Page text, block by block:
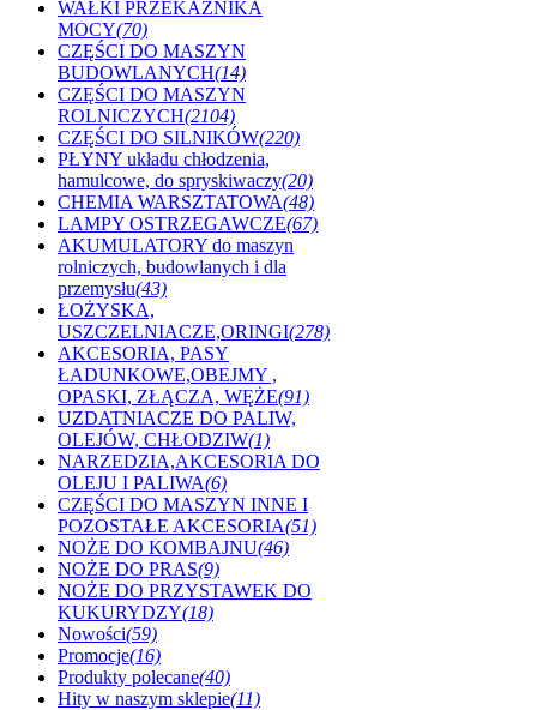
WAŁKI PRZEKAŹNIKA
MOCY(70)
CZĘŚCI DO MASZYN
BUDOWLANYCH(14)
CZĘŚCI DO MASZYN
ROLNICZYCH(2104)
CZĘŚCI DO SILNIKÓW(220)
PŁYNY układu chłodzenia,
hamulcowe, do spryskiwaczy(20)
CHEMIA WARSZTATOWA(48)
LAMPY OSTRZEGAWCZE(67)
AKUMULATORY do maszyn
rolniczych, budowlanych i dla
przemysłu(43)
ŁOŻYSKA,
USZCZELNIACZE,ORINGI(278)
AKCESORIA, PASY
ŁADUNKOWE,OBEJMY ,
OPASKI, ZŁĄCZA, WĘŻE(91)
UZDATNIACZE DO PALIW,
OLEJÓW, CHŁODZIW(1)
NARZEDZIA,AKCESORIA DO
OLEJU I PALIWA(6)
CZĘŚCI DO MASZYN INNE I
POZOSTAŁE AKCESORIA(51)
NOŻE DO KOMBAJNU(46)
NOŻE DO PRAS(9)
NOŻE DO PRZYSTAWEK DO
KUKURYDZY(18)
Nowości(59)
Promocje(16)
Produkty polecane(40)
Hity w naszym sklepie(11)